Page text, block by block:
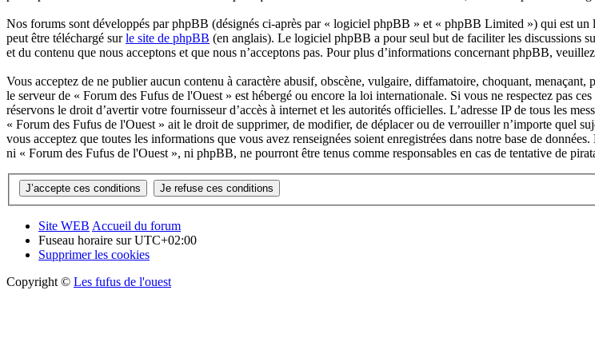
Nos forums sont développés par phpBB (désignés ci-après par « logiciel phpBB » et « phpBB Limited ») qui est un
peut être téléchargé surle site de phpBB (en anglais). Le logiciel phpBB a pour seul but de faciliter les discussions
et du contenu que nous acceptons et que nous n’acceptons pas. Pour plus d’informations concernant phpBB,
Vous acceptez de ne publier aucun contenu à caractère abusif, obscène, vulgaire, diffamatoire, choquant,
le serveur de « Forum des Fufus de l'Ouest » est hébergé ou encore la loi internationale. Si vous ne respectez pas
réservons le droit d’avertir votre fournisseur d’accès à internet et les autorités officielles. L’adresse IP de tous les
« Forum des Fufus de l'Ouest » ait le droit de supprimer, de modifier, de déplacer ou de verrouiller n’importe quel
vous acceptez que toutes les informations que vous avez renseignées soient enregistrées dans notre base de
ni « Forum des Fufus de l'Ouest », ni phpBB, ne pourront être tenus comme responsables en cas de tentative de
Site WEB Accueil du forum
Fuseau horaire surUTC+02:00
Supprimer les cookies
Copyright © Les fufus de l'ouest